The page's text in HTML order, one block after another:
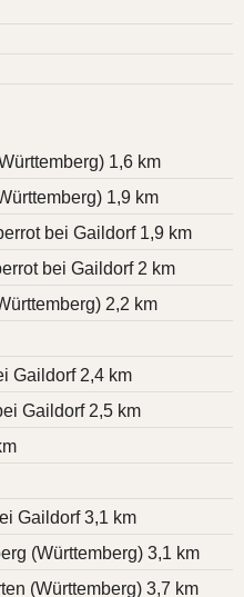
1,6 km
1,9 km
bei Gaildorf 1,9 km
bei Gaildorf 2 km
2,2 km
Gaildorf 2,4 km
Gaildorf 2,5 km
Gaildorf 3,1 km
(Württemberg) 3,1 km
(Württemberg) 3,7 km